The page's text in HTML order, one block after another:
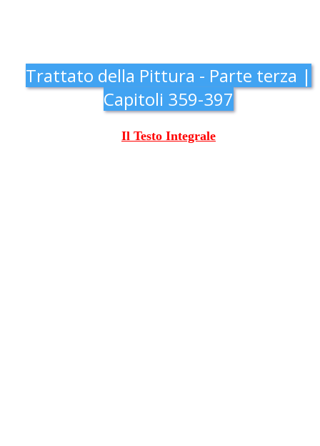
Trattato della Pittura - Parte terza |
Capitoli 359-397
Il Testo Integrale